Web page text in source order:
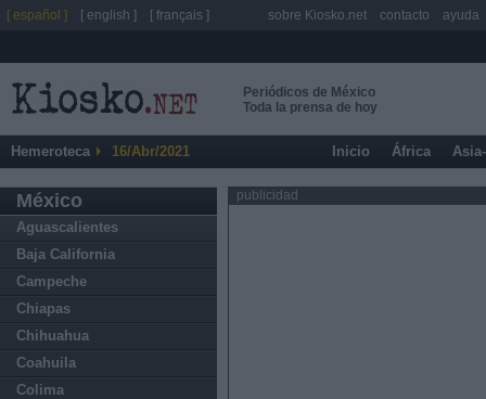
Periódicos de México
Toda la prensa de hoy
Hemeroteca 16/Abr/2021 Inicio África
México
Aguascalientes
Baja California
Campeche
Chiapas
Chihuahua
Coahuila
Colima
publicidad
[ español ] [ english ] [ français ] sobre Kiosko.net contacto ayuda